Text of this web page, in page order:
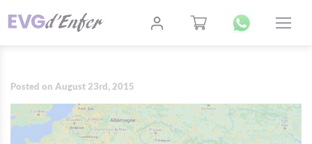
Posted on August 23rd, 2015